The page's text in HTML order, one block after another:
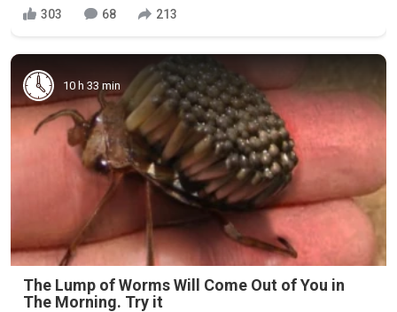
303 68 213
10 h 33 min
The Lump of Worms Will Come Out of You in
The Morning. Try it